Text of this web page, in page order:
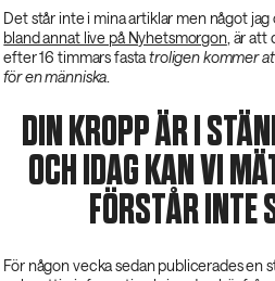
Det står inte i mina artiklar men något
bland annat live på Nyhetsmorgon, är att
efter 16 timmars fastatroligen kommer
för en människa
DIN KROPP ÄR I
OCH IDAG KAN VI
FÖRSTÅR INTE
För någon vecka sedan publicerades en